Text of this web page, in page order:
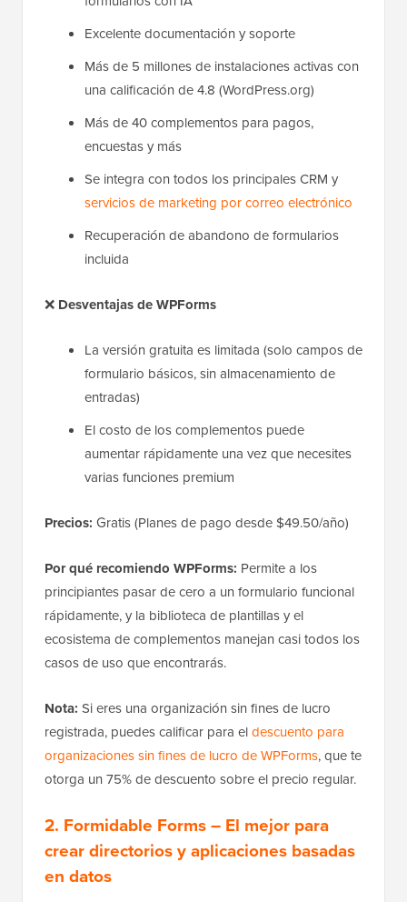
Excelente documentación y soporte
Más de 5 millones de instalaciones activas con
una calificación de 4.8 (WordPress.org)
Más de 40 complementos para pagos,
encuestas y más
Se integra con todos los principales CRM y
servicios de marketing por correo electrónico
Recuperación de abandono de formularios
incluida
❌ Desventajas de WPForms
La versión gratuita es limitada (solo campos de
formulario básicos, sin almacenamiento de
entradas)
El costo de los complementos puede
aumentar rápidamente una vez que necesites
varias funciones premium
Precios: Gratis (Planes de pago desde $49.50/año)
Por qué recomiendo WPForms: Permite a los
principiantes pasar de cero a un formulario funcional
rápidamente, y la biblioteca de plantillas y el
ecosistema de complementos manejan casi todos los
casos de uso que encontrarás.
Nota: Si eres una organización sin fines de lucro
registrada, puedes calificar para eldescuento para
organizaciones sin fines de lucro de WPForms, que te
otorga un 75% de descuento sobre el precio regular.
2. Formidable Forms – El mejor para
crear directorios y aplicaciones basadas
en datos